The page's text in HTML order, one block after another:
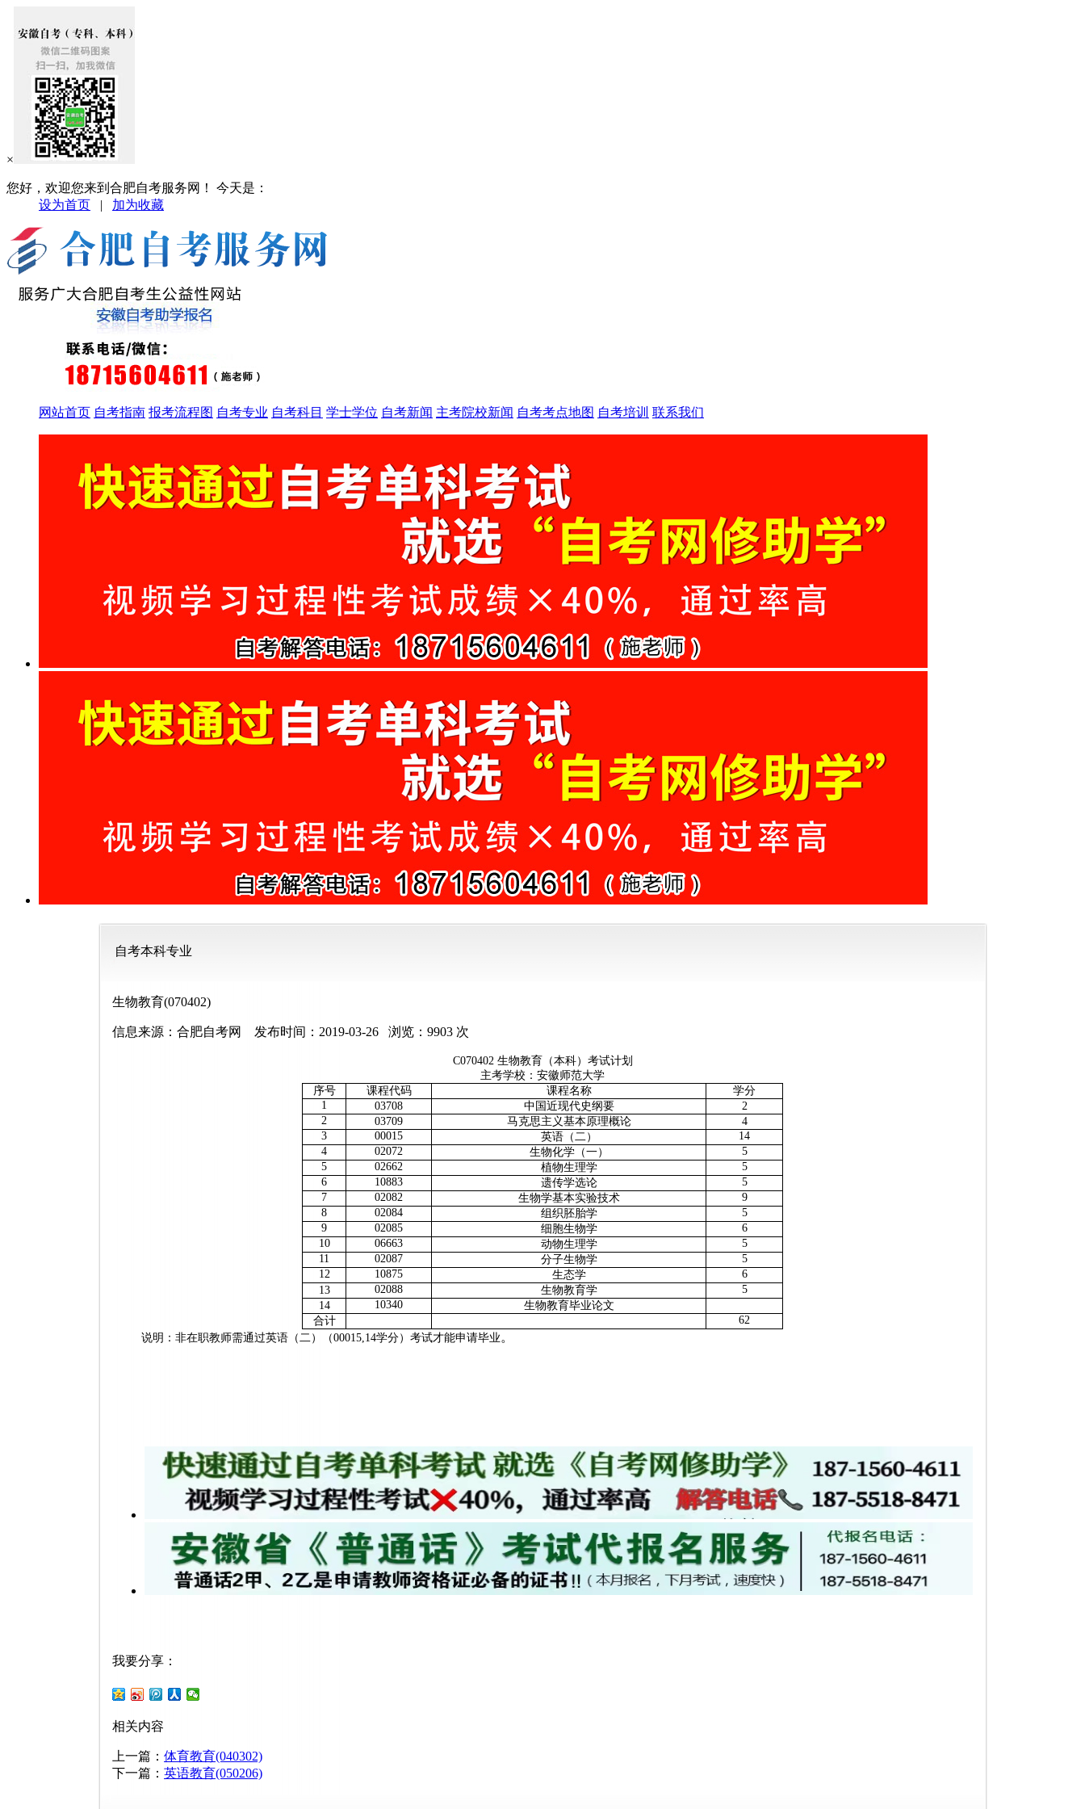
×
您好，欢迎您来到合肥自考服务网！ 今天是：
设为首页 | 加为收藏
网站首页 自考指南 报考流程图 自考专业 自考科目 学士学位 自考新闻 主考院校新闻 自考考点地图 自考培训 联系我们
自考本科专业
生物教育(070402)
信息来源：合肥自考网 发布时间： 2019-03-26 浏览： 9903 次
C070402 生物教育（本科）考试计划
主考学校：安徽师范大学
序号
课程代码 课程名称
学分
1
03708 中国近现代史纲要
2
2
03709 马克思主义基本原理概论
4
3
00015 英语（二）
14
4
02072 生物化学（一）
5
5
02662 植物生理学
5
6
10883 遗传学选论
5
7
02082 生物学基本实验技术
9
8
02084 组织胚胎学
5
9
02085 细胞生物学
6
10
06663 动物生理学
5
11
02087 分子生物学
5
12
10875 生态学
6
13
02088 生物教育学
5
14
10340
生物教育毕业论文
合计
62
说明：非在职教师需通过英语（二）（00015,14学分）考试才能申请毕业 。
我要分享：
相关内容
上一篇： 体育教育(040302)
下一篇： 英语教育(050206)